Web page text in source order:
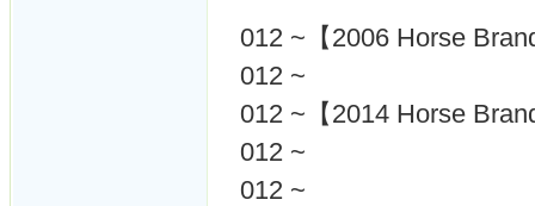
012 ~【2006 Horse
012 ~
012 ~【2014 Horse
012 ~
012 ~